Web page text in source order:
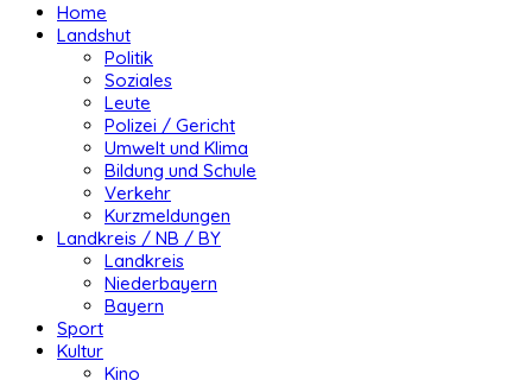
Home
Landshut
Politik
Soziales
Leute
Polizei / Gericht
Umwelt und Klima
Bildung und Schule
Verkehr
Kurzmeldungen
Landkreis / NB / BY
Landkreis
Niederbayern
Bayern
Sport
Kultur
Kino